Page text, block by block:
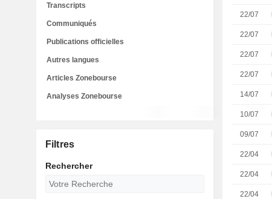
22/07
22/07
22/07
22/07
14/07
10/07
09/07
22/04
22/04
22/04
Transcripts
Communiqués
Publications officielles
Autres langues
Articles Zonebourse
Analyses Zonebourse
Filtres
Rechercher